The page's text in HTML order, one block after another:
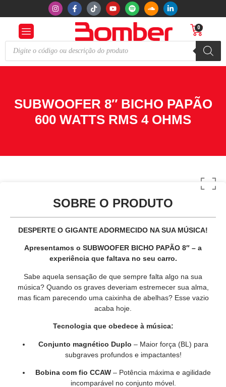
0
SUBWOOFER 8″ BICHO PAPÃO
600 WATTS RMS 4 OHMS
SOBRE O PRODUTO
DESPERTE O GIGANTE ADORMECIDO NA SUA MÚSICA!
Apresentamos o SUBWOOFER BICHO PAPÃO 8″ – a
experiência que faltava no seu carro.
Sabe aquela sensação de que sempre falta algo na sua
música? Quando os graves deveriam estremecer sua alma,
mas ficam parecendo uma caixinha de abelhas? Esse vazio
acaba hoje
Tecnologia que obedece à música:
Conjunto magnético Duplo – Maior força (BL) para
subgraves profundos e impactantes!
Bobina com fio CCAW – Potência máxima e agilidade
incomparável no conjunto móvel.